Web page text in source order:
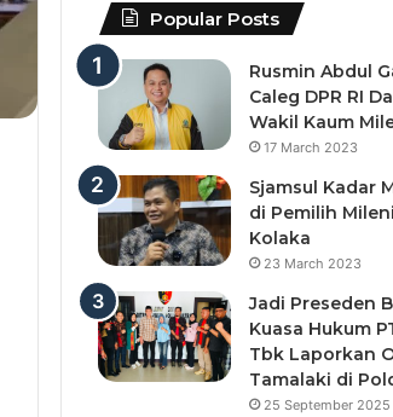
Popular Posts
Rusmin Abdul
Caleg DPR RI
Wakil Kaum
17 March 2023
Sjamsul Kadar
di Pemilih
Kolaka
23 March 2023
Jadi Preseden
Kuasa Hukum
Tbk Laporkan
Tamalaki di
25 September 2025